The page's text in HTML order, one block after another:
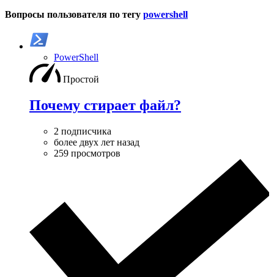
Вопросы пользователя по тегу powershell
PowerShell
Простой
Почему стирает файл?
2 подписчика
более двух лет назад
259 просмотров